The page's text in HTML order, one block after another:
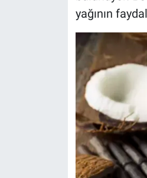
yağının